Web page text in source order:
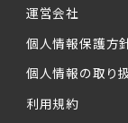
運営会社
個人情報保護方
個人情報の取り
利用規約